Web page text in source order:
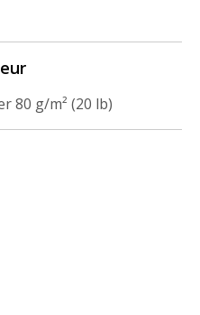
80 g/m² (20 lb)